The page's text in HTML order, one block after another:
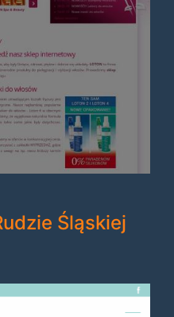
Śląskiej